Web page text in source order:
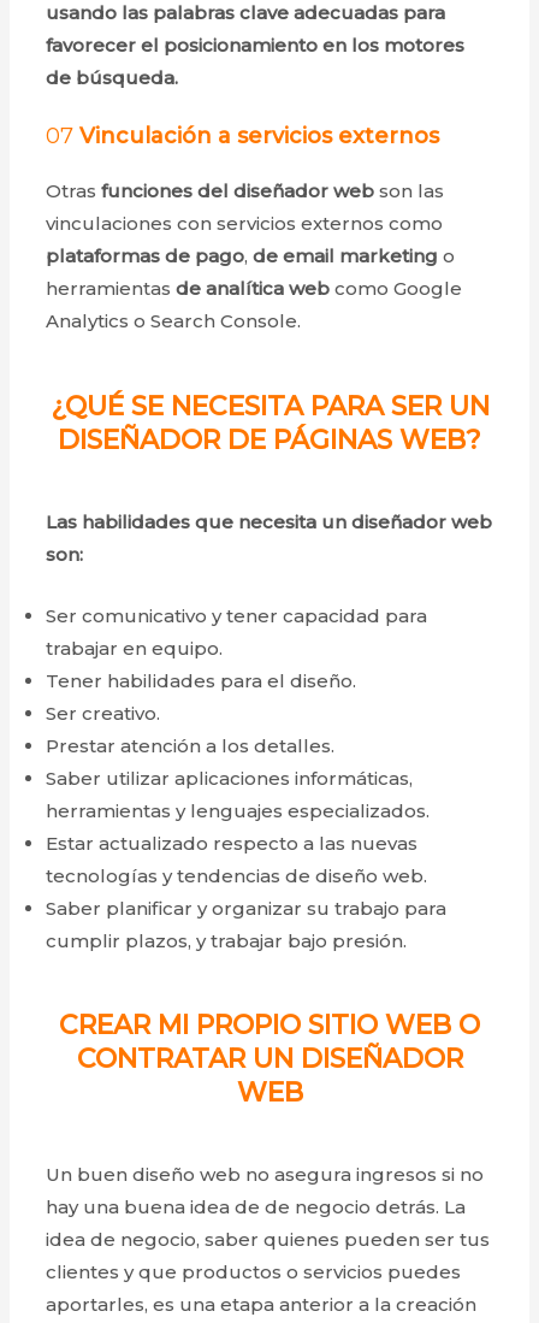
usando las palabras clave adecuadas para
favorecer el posicionamiento en los motores
de búsqueda.
07Vinculación a servicios externos
Otras funciones del diseñador web son las
vinculaciones con servicios externos como
plataformas de pago,de email marketing o
herramientasde analítica webcomo Google
Analytics o Search Console.
¿QUÉ SE NECESITA PARA SER UN
DISEÑADOR DE PÁGINAS WEB?
Las habilidades que necesita un diseñador web
son:
Ser comunicativo y tener capacidad para
trabajar en equipo.
Tener habilidades para el diseño.
Ser creativo.
Prestar atención a los detalles.
Saber utilizar aplicaciones informáticas,
herramientas y lenguajes especializados.
Estar actualizado respecto a las nuevas
tecnologías y tendencias de diseño web.
Saber planificar y organizar su trabajo para
cumplir plazos, y trabajar bajo presión.
CREAR MI PROPIO SITIO WEB O
CONTRATAR UN DISEÑADOR
WEB
Un buen diseño web no asegura ingresos si no
hay una buena idea de de negocio detrás. La
idea de negocio, saber quienes pueden ser tus
clientes y que productos o servicios puedes
aportarles, es una etapa anterior a la creación